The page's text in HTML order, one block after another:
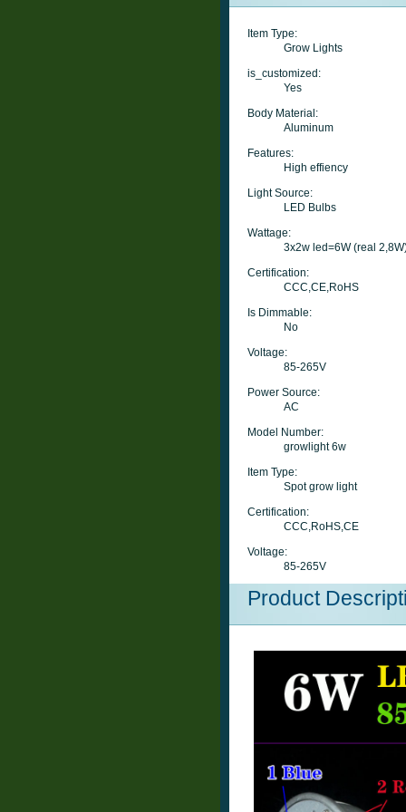
Item Type:
Grow Lights
is_customized:
Yes
Body Material:
Aluminum
Features:
High effiency
Light Source:
LED Bulbs
Wattage:
3x2w led=6W (real
Certification:
CCC,CE,RoHS
Is Dimmable:
No
Voltage:
85-265V
Power Source:
AC
Model Number:
growlight 6w
Item Type:
Spot grow light
Certification:
CCC,RoHS,CE
Voltage:
85-265V
Product